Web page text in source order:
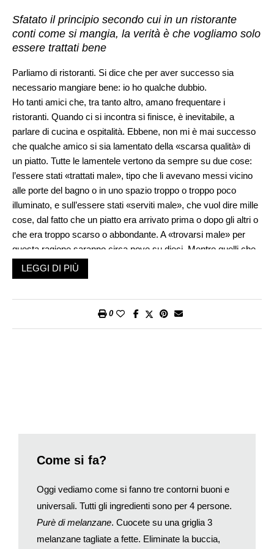
Sfatato il principio secondo cui in un ristorante
conti come si mangia, la verità è che vogliamo solo
essere trattati bene
Parliamo di ristoranti. Si dice che per aver successo sia
necessario mangiare bene: io ho qualche dubbio.
Ho tanti amici che, tra tanto altro, amano frequentare i
ristoranti. Quando ci si incontra si finisce, è inevitabile, a
parlare di cucina e ospitalità. Ebbene, non mi è mai successo
che qualche amico si sia lamentato della «scarsa qualità» di
un piatto. Tutte le lamentele vertono da sempre su due cose:
l’essere stati «trattati male», tipo che li avevano messi vicino
alle porte del bagno o in uno spazio troppo o troppo poco
illuminato, e sull’essere stati «serviti male», che vuol dire mille
cose, dal fatto che un piatto era arrivato prima o dopo gli altri o
che era troppo scarso o abbondante. A «trovarsi male» per
questa ragione saranno circa nove su dieci. Mentre quelli che
si dichiarano contenti, alla domanda circa il perché, la risposta
che mi danno è, come è sempre stata: «Perché mi hanno
Quindi da sempre, quando mi rivolgo a un target «alto», ovvero
mediocre; questo se lo dimenticherà il giorno dopo, il
Quindi è importante per un patron investire tempo e sforzi sul
sempre e comunque (ché una faccia ingrugnita mal dispone
tutti), addestrarli a compiere quei mille piccoli gesti che sono
tutto. Certo, il servizio dipende anzitutto dal «posizionamento di
LEGGI DI PIÙ
0
Come si fa?
Oggi vediamo come si fanno tre contorni buoni e
universali. Tutti gli ingredienti sono per 4 persone.
Purè di melanzane. Cuocete su una griglia 3
melanzane tagliate a fette. Eliminate la buccia,